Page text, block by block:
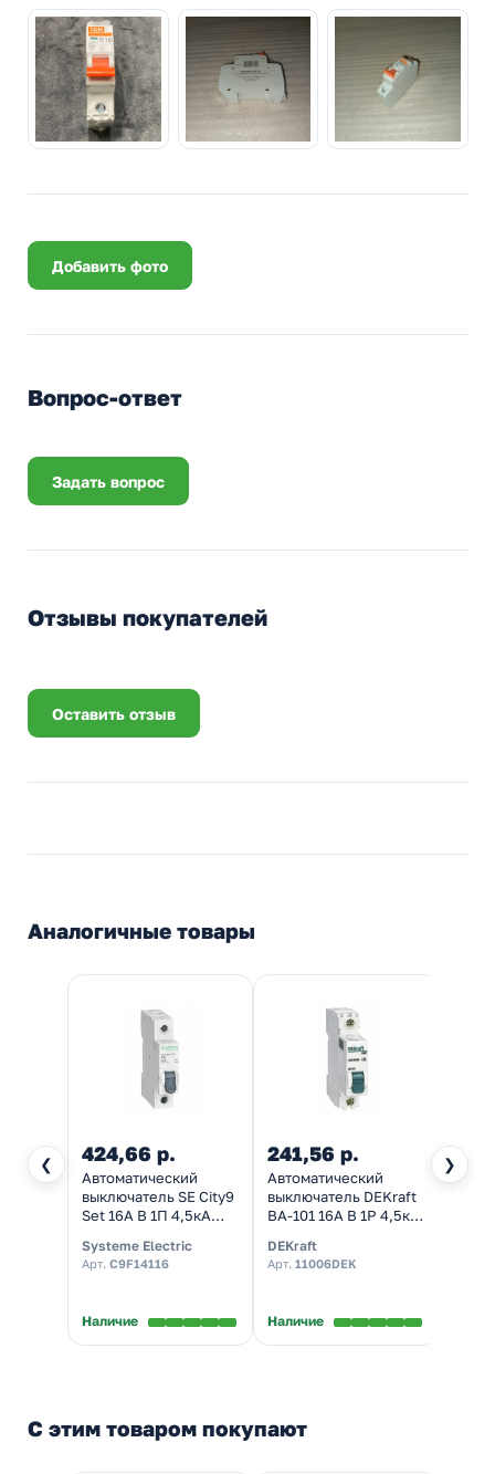
Добавить фото
Вопрос-ответ
Задать вопрос
Отзывы покупателей
Оставить отзыв
Аналогичные товары
❮ ❯
424,66 р.
Автоматический
выключатель SE City9
Set 16А В 1П 4,5кА
электрический)
Systeme Electric
Арт. C9F14116
Наличие
241,56 р.
Автоматический
выключатель DEKraft
ВА-101 16A B 1P 4,5кА
электрический)
DEKraft
Арт. 11006DEK
Наличие
С этим товаром покупают